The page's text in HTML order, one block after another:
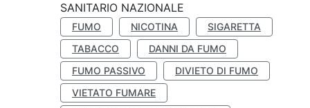
SANITARIO NAZIONALE
FUMO NICOTINA
SIGARETTA
TABACCO
DANNI DA FUMO
FUMO PASSIVO
DIVIETO DI FUMO
VIETATO FUMARE